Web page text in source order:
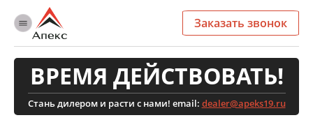
Заказать звонок
ВРЕМЯ ДЕЙСТВОВАТЬ!
Стань дилером и расти с нами! email: dealer@apeks19.ru